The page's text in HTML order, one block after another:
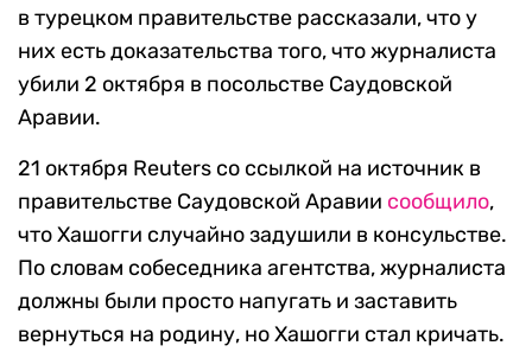
в турецком правительстве рассказали, что у
них есть доказательства того, что журналиста
убили 2 октября в посольстве Саудовской
Аравии.
21 октября Reuters со ссылкой на источник в
правительстве Саудовской Аравии сообщило,
что Хашогги случайно задушили в консульстве.
По словам собеседника агентства, журналиста
должны были просто напугать и заставить
вернуться на родину, но Хашогги стал кричать.